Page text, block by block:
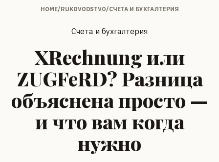
HOME/RUKOVODSTVO/СЧЕТА И БУХГАЛТЕРИЯ
Счета и бухгалтерия
XRechnung или
ZUGFeRD? Разница
объяснена просто —
и что вам когда
нужно